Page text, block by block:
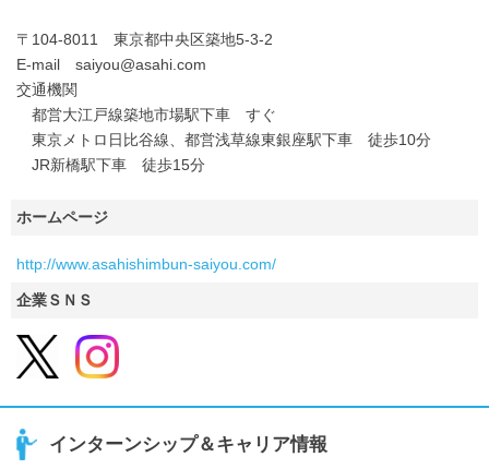
〒104-8011 東京都中央区築地5-3-2
E-mail saiyou@asahi.com
交通機関
都営大江戸線築地市場駅下車 すぐ
東京メトロ日比谷線、都営浅草線東銀座駅下車 徒歩10分
JR新橋駅下車 徒歩15分
ホームページ
http://www.asahishimbun-saiyou.com/
企業ＳＮＳ
インターンシップ＆キャリア情報